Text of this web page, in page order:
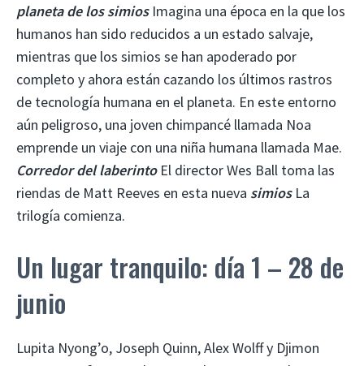
planeta de los simiosImagina una época en la que los
humanos han sido reducidos a un estado salvaje,
mientras que los simios se han apoderado por
completo y ahora están cazando los últimos rastros
de tecnología humana en el planeta. En este entorno
aún peligroso, una joven chimpancé llamada Noa
emprende un viaje con una niña humana llamada Mae.
Corredor del laberinto El director Wes Ball toma las
riendas de Matt Reeves en esta nueva simiosLa
trilogía comienza.
Un lugar tranquilo: día 1 – 28 de
junio
Lupita Nyong’o, Joseph Quinn, Alex Wolff y Djimon